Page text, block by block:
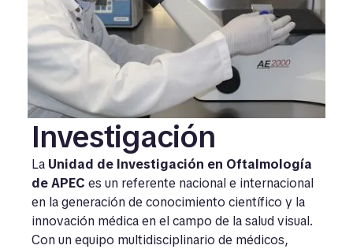
Investigación
La Unidad de Investigación en Oftalmología
de APEC es un referente nacional e internacional
en la generación de conocimiento científico y la
innovación médica en el campo de la salud visual.
Con un equipo multidisciplinario de médicos,